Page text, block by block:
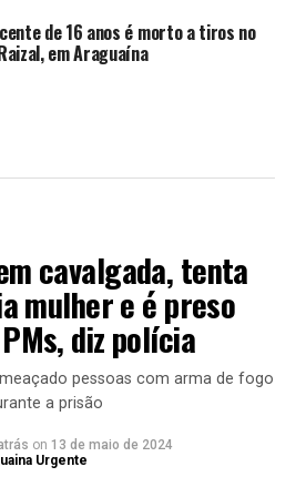
de 16 anos é morto a tiros no
em Araguaína
cavalgada, tenta
mulher e é preso
diz polícia
pessoas com arma de fogo
a prisão
on 13 de maio de 2024
Urgente